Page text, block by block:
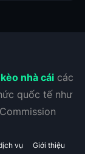
kèo nhà cáicác
quốc tế như
vụ Giới thiệu